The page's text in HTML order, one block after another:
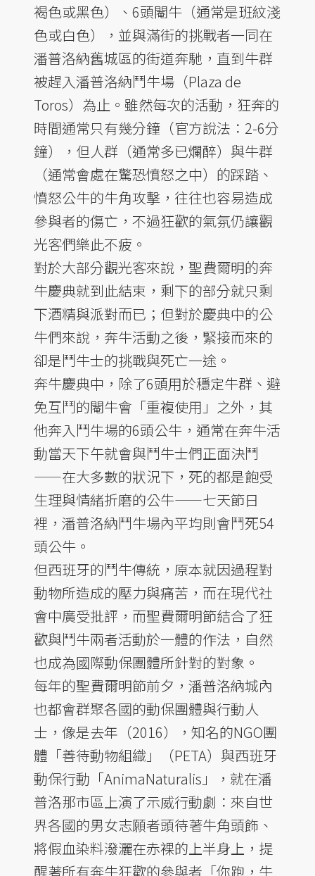
褐色或黑色）、6頭閹牛（通常是班紋淺
色或白色），並與滿街的挑戰者一同在
潘普洛納舊城區的街道奔馳，直到牛群
被趕入潘普洛納鬥牛場（Plaza de
Toros）為止。雖然每次的活動，狂奔的
時間通常只有幾分鐘（官方說法：2-6分
鐘），但人群（通常多已爛醉）與牛群
（通常會處在驚恐憤怒之中）的踩踏、
憤怒公牛的牛角攻擊，往往也容易造成
參與者的傷亡，不過狂歡的氣氛仍讓觀
光客們樂此不疲。
對於大部分觀光客來說，聖費爾明的奔
牛慶典就到此結束，剩下的部分就只剩
下酒精與派對而已；但對於慶典中的公
牛們來說，奔牛活動之後，緊接而來的
卻是鬥牛士的挑戰與死亡一途。
奔牛慶典中，除了6頭用於穩定牛群、避
免互鬥的閹牛會「重複使用」之外，其
他奔入鬥牛場的6頭公牛，通常在奔牛活
動當天下午就會與鬥牛士們正面決鬥
——在大多數的狀況下，死的都是飽受
生理與情緒折磨的公牛——七天節日
裡，潘普洛納鬥牛場內平均則會鬥死54
頭公牛。
但西班牙的鬥牛傳統，原本就因過程對
動物所造成的壓力與痛苦，而在現代社
會中廣受批評，而聖費爾明節結合了狂
歡與鬥牛兩者活動於一體的作法，自然
也成為國際動保團體所針對的對象。
每年的聖費爾明節前夕，潘普洛納城內
也都會群聚各國的動保團體與行動人
士，像是去年（2016），知名的NGO團
體「善待動物組織」（PETA）與西班牙
動保行動「AnimaNaturalis」，就在潘
普洛那市區上演了示威行動劇：來自世
界各國的男女志願者頭待著牛角頭飾、
將假血染料潑灑在赤裸的上半身上，提
醒著所有奔牛狂歡的參與者「你跑，牛